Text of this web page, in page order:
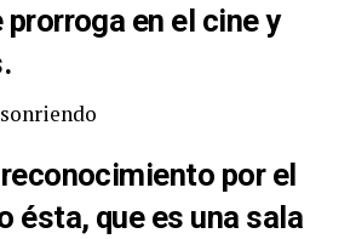
en el cine y
por el
ésta, que es una sala